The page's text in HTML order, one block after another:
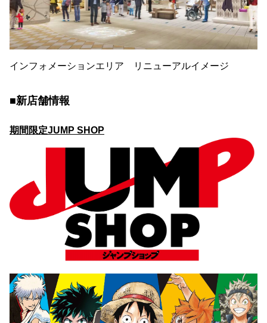
インフォメーションエリア リニューアルイメージ
■新店舗情報
期間限定JUMP SHOP